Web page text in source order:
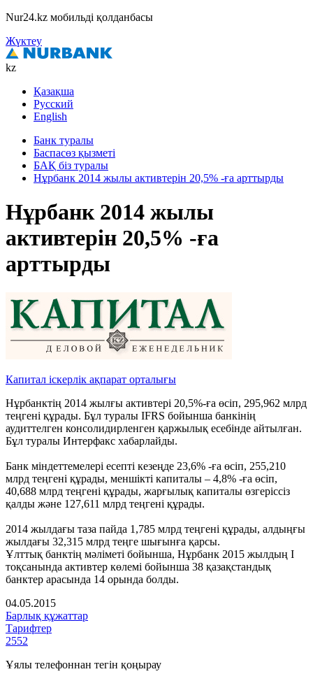
Nur24.kz мобильді қолданбасы
Жүктеу
kz
Қазақша
Русский
English
Банк туралы
Баспасөз қызметі
БАҚ біз туралы
Нұрбанк 2014 жылы активтерін 20,5% -ға арттырды
Нұрбанк 2014 жылы
активтерін 20,5% -ға
арттырды
Капитал іскерлік ақпарат орталығы
Нұрбанктің 2014 жылғы активтері 20,5%-ға өсіп, 295,962 млрд
теңгені құрады. Бұл туралы IFRS бойынша банкінің
аудиттелген консолидирленген қаржылық есебінде айтылған.
Бұл туралы Интерфакс хабарлайды.
Банк міндеттемелері есепті кезеңде 23,6% -ға өсіп, 255,210
млрд теңгені құрады, меншікті капиталы – 4,8% -ға өсіп,
40,688 млрд теңгені құрады, жарғылық капиталы өзгеріссіз
қалды және 127,611 млрд теңгені құрады.
2014 жылдағы таза пайда 1,785 млрд теңгені құрады, алдыңғы
жылдағы 32,315 млрд теңге шығынға қарсы.
Ұлттық банктің мәліметі бойынша, Нұрбанк 2015 жылдың I
тоқсанында активтер көлемі бойынша 38 қазақстандық
банктер арасында 14 орында болды.
04.05.2015
Барлық құжаттар
Тарифтер
2552
Ұялы телефоннан тегін қоңырау